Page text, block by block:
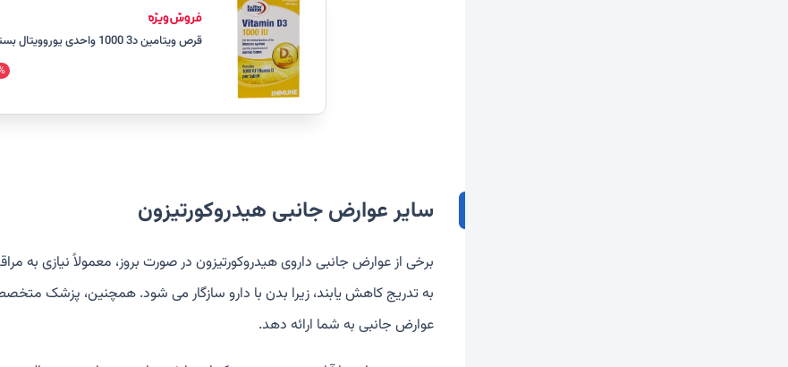
قرص ویتامین د3 1000 واحدی یوروویتال بسته 60 عددی
سایر عوارض جانبی هیدروکورتیزون
برخی از عوارض جانبی داروی هیدروکورتیزون در صورت بروز، معمولاً نیازی
به تدریج کاهش یابند، زیرا بدن با دارو سازگار می شود. همچنین، پزشک
عوارض جانبی به شما ارائه دهد.